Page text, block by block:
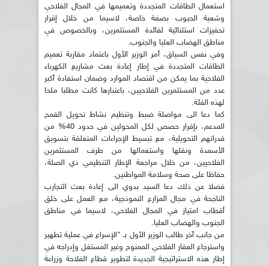
استعمال الطاقات المتجددة وتعميمها في المجال الفلاحي
وشعبة الحبوب بصفة خاصة، لاسيما من خلال إقرار
تحفيزات استثنائية لفائدة المستثمرين، وبالخصوص في
مناطق الهضاب العليا والجنوب.
وفي نفس السياق، أمر الوزير الأول باعتماد مقاربة تعميم
الطاقات المتجددة في إطار إعادة بعث مشاريع الكهرباء
الفلاحية بما يمكن من اقتصاد الموارد وضمان استفادة أكبر
عدد من المستثمرين الفلاحيين، باعتبارها كانت مطلبا ملحا
لهذه الفئة.
كما دعا الى مواصلة ضبط وتنظيم نشاط تحويل القمح
المدعم، بإقرار حصص لكل المحولين في حدود 40% من
قدراتهم التحويلية، مع تبسيط الإجراءات المتعلقة بتسويق
الأسمدة ونقلها واستعمالها من طرف المستثمرين
الفلاحيين، من خلال مراجعة الإطار التنظيمي ذي الصلة،
حفاظا على صحة وسلامة المواطنين.
فضلا عن ذلك دعا السيد بدوي الى إعادة بعث التجارب
الناجحة في مجال المزارع النموذجية، مع العمل على خلق
أقطاب امتياز في المجال الفلاحي، لاسيما في مناطق
الجنوب والهضاب العليا.
من جانب آخر طالب الوزير الأول بـ "الإسراع في عملية تطهير
واسترجاع العقار الفلاحي الممنوح وغير المستغل وإدراجه في
إطار هذه الاستراتيجية الجديدة لتطوير قطاع الفلاحة وزراعة